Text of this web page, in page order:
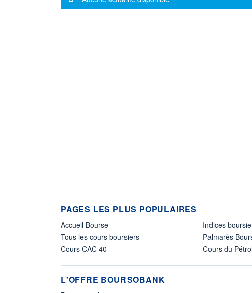
PAGES LES PLUS POPULAIRES
Accueil Bourse
Tous les cours boursiers
Cours CAC 40
Indices
Palmarès
Cours du
L'OFFRE BOURSOBANK